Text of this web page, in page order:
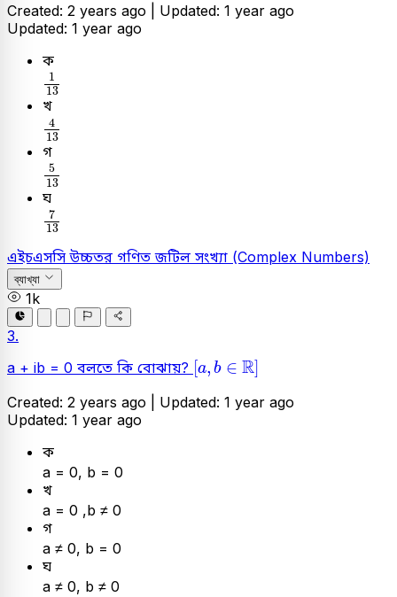
Created: 2 years ago | Updated: 1 year ago
Updated: 1 year ago
ক
1
13
113
খ
4
13
4
গ
5
13
513
ঘ
7
13
713
এইচএসসিউচ্চতর গণিতজটিল সংখ্যা (Complex Numbers)
ব্যাখ্যা
1k
3.
a + ib = 0 বলতে কি বোঝায়? [a, b ∈ R]
[a b ∈ ℝ]
Created: 2 years ago | Updated: 1 year ago
Updated: 1 year ago
ক
a = 0, b = 0
খ
a = 0 ,b ≠ 0
গ
a ≠ 0, b = 0
ঘ
a ≠ 0, b ≠ 0